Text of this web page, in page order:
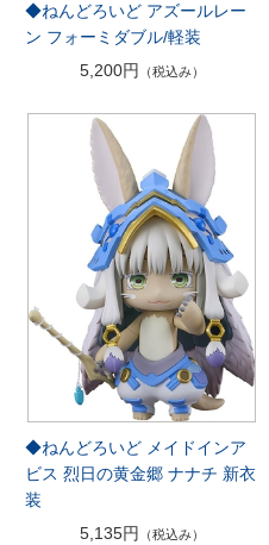
◆ねんどろいど アズールレー
ン フォーミダブル/軽装
5,200円
（税込み）
◆ねんどろいど メイドインア
ビス 烈日の黄金郷 ナナチ 新衣
装
5,135円
（税込み）